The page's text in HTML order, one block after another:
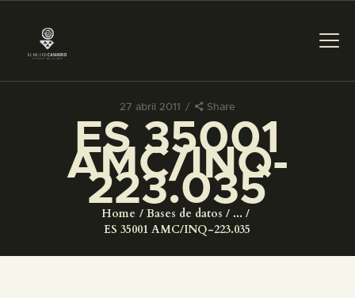
27 abril 2011 Share
ES 35001
AMC/INQ-
223.035
Home Bases de datos
...
ES 35001 AMC/INQ-223.035
PREPARAR LA VISITA
ACTIVIDADES